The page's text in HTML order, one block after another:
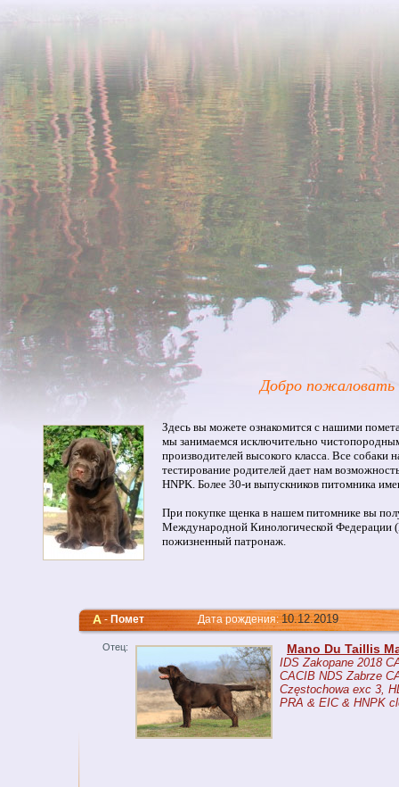
Добро пожаловать
Здесь вы можете ознакомится с нашими
мы занимаемся исключительно
производителей высокого класса. Все
тестирование родителей дает нам
HNPK. Более 30-и выпускников питомника
При покупке щенка в нашем питомнике вы
Международной Кинологической Федерации
пожизненный патронаж.
A-ПометДата рождения:10.12.2019
Отец: Mano Du Taillis
IDS Zakopane 2018
CACIB NDS Zabrze
Częstochowa exc 3,
PRA & EIC & HNPK